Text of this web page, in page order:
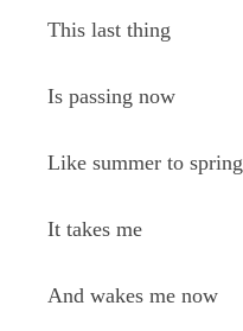
This last thing
Is passing now
Like summer to spring
It takes me
And wakes me now